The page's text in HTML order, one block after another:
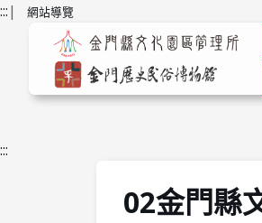
跳到主要內容
:::| 網站導覽
關於
:::
02金門縣